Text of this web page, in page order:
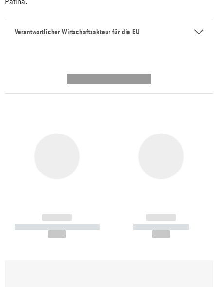
Verantwortlicher Wirtschaftsakteur für die EU
------------
----------- ----------- -----------
------------
----------- -----------